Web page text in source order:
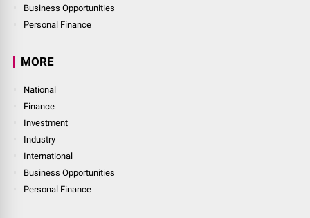
Business Opportunities
Personal Finance
MORE
National
Finance
Investment
Industry
International
Business Opportunities
Personal Finance